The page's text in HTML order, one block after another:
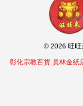
© 2026 旺旺
彰化宗教百貨 員林金紙